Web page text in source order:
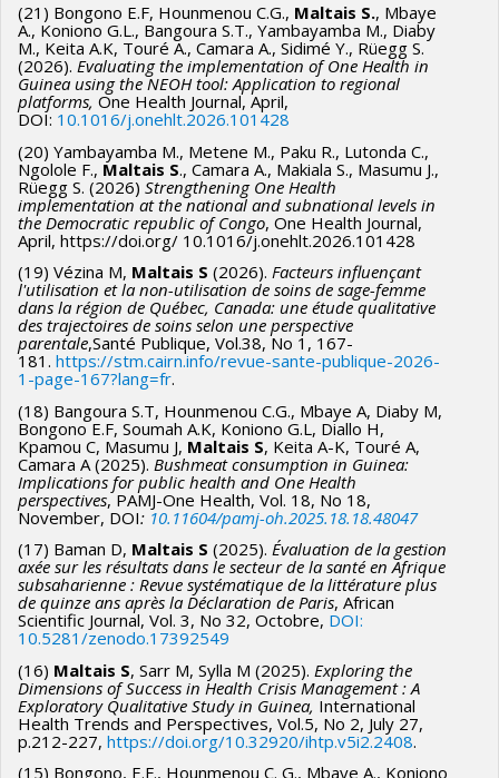
(21) Bongono E.F, Hounmenou C.G., Maltais S., Mbaye
A., Koniono G.L., Bangoura S.T., Yambayamba M., Diaby
M., Keita A.K, Touré A., Camara A., Sidimé Y., Rüegg S.
(2026). Evaluating the implementation of One Health in
Guinea using the NEOH tool: Application to regional
platforms, One Health Journal, April,
DOI: 10.1016/j.onehlt.2026.101428
(20) Yambayamba M., Metene M., Paku R., Lutonda C.,
Ngolole F., Maltais S., Camara A., Makiala S., Masumu J.,
Rüegg S. (2026) Strengthening One Health
implementation at the national and subnational levels in
the Democratic republic of Congo, One Health Journal,
April, https://doi.org/ 10.1016/j.onehlt.2026.101428
(19) Vézina M, Maltais S (2026). Facteurs influençant
l'utilisation et la non-utilisation de soins de sage-femme
dans la région de Québec, Canada: une étude qualitative
des trajectoires de soins selon une perspective
parentale,Santé Publique, Vol.38, No 1, 167-
181. https://stm.cairn.info/revue-sante-publique-2026-
1-page-167?lang=fr.
(18) Bangoura S.T, Hounmenou C.G., Mbaye A, Diaby M,
Bongono E.F, Soumah A.K, Koniono G.L, Diallo H,
Kpamou C, Masumu J, Maltais S, Keita A-K, Touré A,
Camara A (2025). Bushmeat consumption in Guinea:
Implications for public health and One Health
perspectives, PAMJ-One Health, Vol. 18, No 18,
November, DOI: 10.11604/pamj-oh.2025.18.18.48047
(17) Baman D, Maltais S (2025). Évaluation de la gestion
axée sur les résultats dans le secteur de la santé en Afrique
subsaharienne : Revue systématique de la littérature plus
de quinze ans après la Déclaration de Paris, African
Scientific Journal, Vol. 3, No 32, Octobre, DOI:
10.5281/zenodo.17392549
(16) Maltais S, Sarr M, Sylla M (2025). Exploring the
Dimensions of Success in Health Crisis Management : A
Exploratory Qualitative Study in Guinea, International
Health Trends and Perspectives, Vol.5, No 2, July 27,
p.212-227, https://doi.org/10.32920/ihtp.v5i2.2408.
(15) Bongono, E.F., Hounmenou C. G., Mbaye A., Koniono